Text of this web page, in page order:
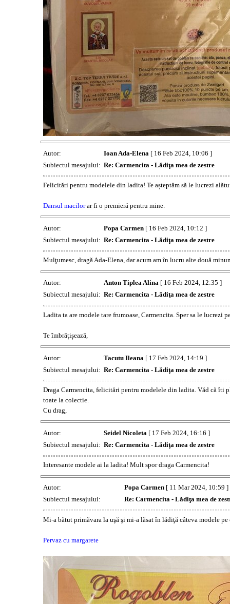
Autor: Ioan Ada-Elena [ 16 Feb 2024, 10:06 ]
Subiectul mesajului: Re: Carmencita - Lădiţa mea de zestre
Felicitări pentru modelele din ladita! Te așteptăm să le lucrezi
Dansul macilorar fi o premieră pentru mine.
Autor: Popa Carmen[ 16 Feb 2024, 10:12 ]
Subiectul mesajului: Re: Carmencita - Lădiţa mea de zestre
Mulţumesc, dragă Ada-Elena, dar acum am în lucru alte două
Autor: Anton Tiplea Alina[ 16 Feb 2024, 12:35 ]
Subiectul mesajului: Re: Carmencita - Lădiţa mea de zestre
Ladita ta are modele tare frumoase, Carmencita. Sper sa le lucrezi
Te îmbrățișează,
Autor: Tacutu Ileana [ 17 Feb 2024, 14:19 ]
Subiectul mesajului: Re: Carmencita - Lădiţa mea de zestre
Draga Carmencita, felicitări pentru modelele din ladita. Văd că îti
toate la colectie.
Cu drag,
Autor: Seidel Nicoleta [ 17 Feb 2024, 16:16 ]
Subiectul mesajului: Re: Carmencita - Lădiţa mea de zestre
Interesante modele ai la ladita! Mult spor draga Carmencita!
Autor: Popa Carmen[ 11 Mar 2024, 10:59 ]
Subiectul mesajului:
Re: Carmencita - Lădiţa mea de
Mi-a bătut primăvara la uşă şi mi-a lăsat în lădiţă câteva modele
Pervaz cu margarete